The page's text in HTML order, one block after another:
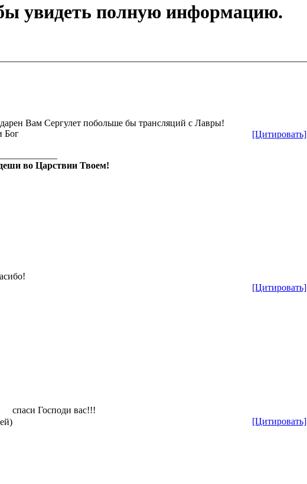
увидеть полную информацию.
[Цитировать]
Вам Сергулет побольше бы трансляций с Лавры!
Бог
во Царствии Твоем!
[Цитировать]
[Цитировать]
спаси Господи вас!!!